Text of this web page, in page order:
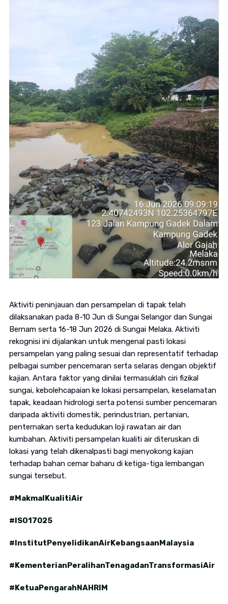
Aktiviti peninjauan dan persampelan di tapak telah
dilaksanakan pada 8-10 Jun di Sungai Selangor dan Sungai
Bernam serta 16-18 Jun 2026 di Sungai Melaka. Aktiviti
rekognisi ini dijalankan untuk mengenal pasti lokasi
persampelan yang paling sesuai dan representatif terhadap
pelbagai sumber pencemaran serta selaras dengan objektif
kajian. Antara faktor yang dinilai termasuklah ciri fizikal
sungai, kebolehcapaian ke lokasi persampelan, keselamatan
tapak, keadaan hidrologi serta potensi sumber pencemaran
daripada aktiviti domestik, perindustrian, pertanian,
penternakan serta kedudukan loji rawatan air dan
kumbahan. Aktiviti persampelan kualiti air diteruskan di
lokasi yang telah dikenalpasti bagi menyokong kajian
terhadap bahan cemar baharu di ketiga-tiga lembangan
sungai tersebut.
#MakmalKualitiAir
#ISO17025
#InstitutPenyelidikanAirKebangsaanMalaysia
#KementerianPeralihanTenagadanTransformasiAir
#KetuaPengarahNAHRIM